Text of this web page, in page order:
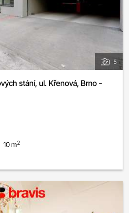
5
stání, ul. Křenová, Brno -
10 m2